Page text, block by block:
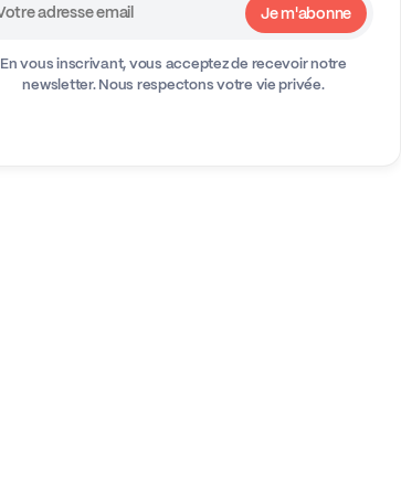
En vous inscrivant, vous acceptez de recevoir notre
newsletter.Nous respectons votre vie privée.